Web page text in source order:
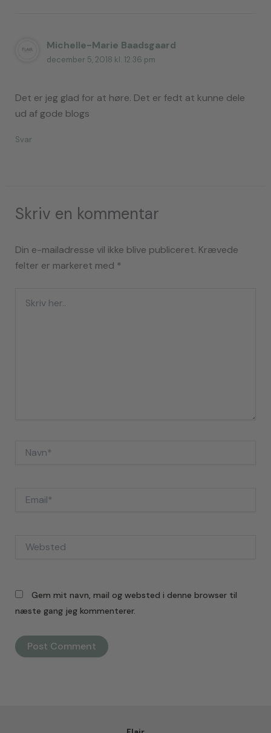
Michelle-Marie Baadsgaard
december 5, 2018 kl. 12:36 pm
Det er jeg glad for at høre. Det er fedt at kunne dele
ud af gode blogs
Svar
Skriv en kommentar
Din e-mailadresse vil ikke blive publiceret. Krævede
felter er markeret med *
her..
Gem mit navn, mail og websted i denne browser til
næste gang jeg kommenterer.